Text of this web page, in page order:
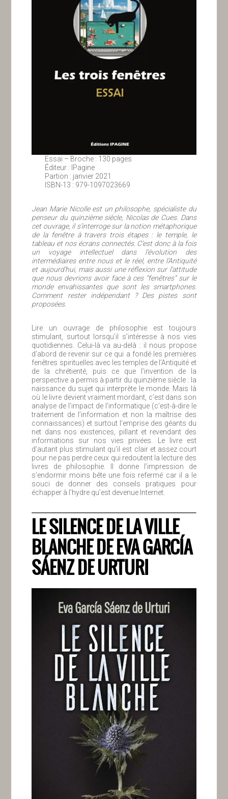
Essai – Broche : 130 pages
Éditeur : IPagine
Partion : janvier 2021
ISBN-13 : 979-1097023669
Jean Marie Nicolle est un philosophe, spécialiste du
penseur du quinzième siècle, Nicolas de Cues. Dans
cet ouvrage, il s’interroge sur la notion métaphorique
de la fenêtre à travers trois étapes : le temple, le
tableau et nos écrans connectés. C’est donc à la fois
un voyage intellectuel dans l’évolution des
intermédiaires entre nous et le réel, entre l’Antiquité
et aujourd’hui, mais aussi une réflexion sur l’attitude
que nous devrions avoir face à ces “fenêtres” sur le
monde envahissantes que sont les smartphones.
Comment rester indépendant ? Des pistes sont
proposées.
Lire un ouvrage de philosophie est toujours
stimulant, surtout lorsqu’il s’intéresse à nos vies
quotidiennes. Celui-là va au-delà : il nous propose
d’abord de revenir sur ce qui a fondé les premières
fenêtres spirituelles avec les temples de l’Antiquité et
de la chrétienté, puis ce que l’invention de la
perspective a permis à partir du quinzième siècle : la
naissance du sujet qui interprète le monde. Mais là
où le livre devient vraiment mordant, c’est dans son
analyse de l’impact de l’informatique (c’est-à-dire le
traitement de l’information et non la maîtrise des
connaissances) et surtout l’emprise des géants du
net dans nos existences, pillant et revendant des
informations sur nos vies privées. Le livre est
d’autant plus stimulant qu’il est clair et assez court
pour ne pas perdre ceux qui redoutent la lecture des
livres de philosophie. Il donne l’impression de
s’endormir moins bête une fois refermé car il a le
souci de donner des conseils pratiques pour
échapper à l’hydre qu’est devenue Internet.
LE SILENCE DE LA VILLE
BLANCHE DE EVA GARCÍA
SÁENZ DE URTURI